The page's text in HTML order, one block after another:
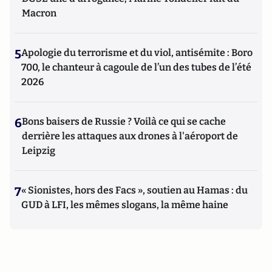
Macron
5Apologie du terrorisme et du viol, antisémite : Boro
700, le chanteur à cagoule de l’un des tubes de l’été
2026
6Bons baisers de Russie ? Voilà ce qui se cache
derrière les attaques aux drones à l'aéroport de
Leipzig
7« Sionistes, hors des Facs », soutien au Hamas : du
GUD à LFI, les mêmes slogans, la même haine